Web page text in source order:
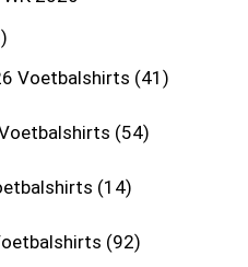
Voetbalshirts 41
54
14
92